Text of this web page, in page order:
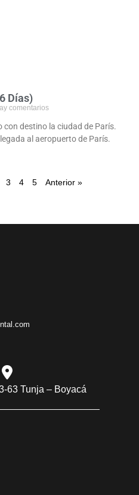
Días)
comentarios
con destino la ciudad de París.
al aeropuerto de París.
3 4 5 Anterior »
63 Tunja – Boyacá